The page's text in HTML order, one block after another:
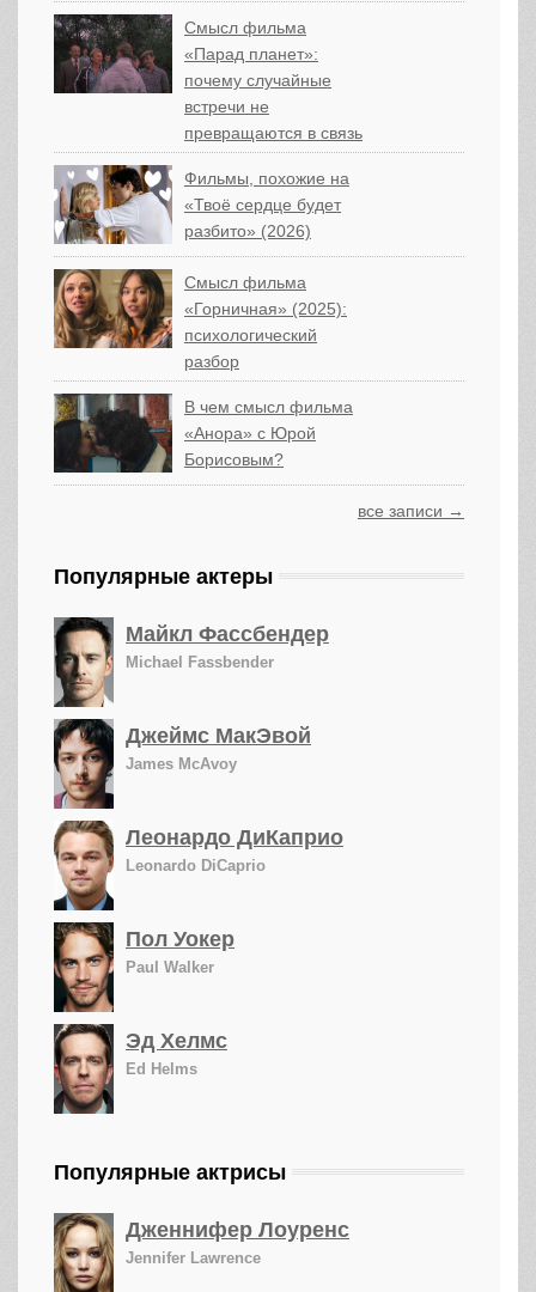
Смысл фильма
«Парад планет»:
почему случайные
встречи не
превращаются в связь
Фильмы, похожие на
«Твоё сердце будет
разбито» (2026)
Смысл фильма
«Горничная» (2025):
психологический
разбор
В чем смысл фильма
«Анора» с Юрой
Борисовым?
все записи →
Популярные актеры
Майкл Фассбендер
Michael Fassbender
Джеймс МакЭвой
James McAvoy
Леонардо ДиКаприо
Leonardo DiCaprio
Пол Уокер
Paul Walker
Эд Хелмс
Ed Helms
Популярные актрисы
Дженнифер Лоуренс
Jennifer Lawrence